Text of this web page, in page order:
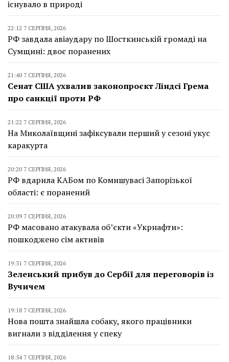
існувало в природі
22:12 7 СЕРПНЯ, 2026
РФ завдала авіаудару по Шосткинській громаді на
Сумщині: двоє поранених
21:40 7 СЕРПНЯ, 2026
Сенат США ухвалив законопроєкт Ліндсі Грема
про санкції проти РФ
21:22 7 СЕРПНЯ, 2026
На Миколаївщині зафіксували перший у сезоні укус
каракурта
20:20 7 СЕРПНЯ, 2026
РФ вдарила КАБом по Комишувасі Запорізької
області: є поранений
20:09 7 СЕРПНЯ, 2026
РФ масовано атакувала об’єкти «Укрнафти»:
пошкоджено сім активів
19:31 7 СЕРПНЯ, 2026
Зеленський прибув до Сербії для переговорів із
Вучичем
19:18 7 СЕРПНЯ, 2026
Нова пошта знайшла собаку, якого працівники
вигнали з відділення у спеку
18:54 7 СЕРПНЯ, 2026